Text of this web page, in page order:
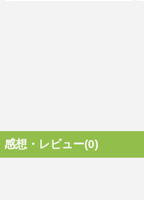
感想・レビュー(0)